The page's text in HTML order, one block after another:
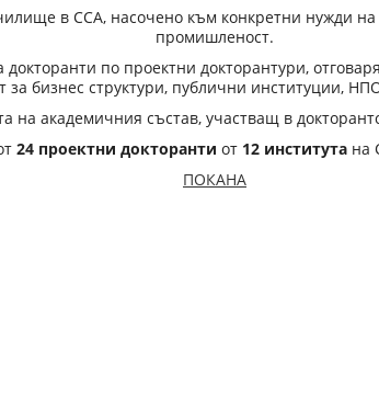
в ССА, насочено към конкретни нужди
промишленост.
по проектни докторантури,
за бизнес структури, публични институции,
на академичния състав, участващ в
24 проектни докторанти от 12 институтана
ПОКАНА